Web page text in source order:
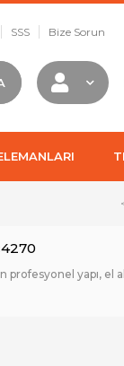
SSS Bize Sorun
yapı, el